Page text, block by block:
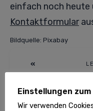
einfach noch heute
Kontaktformular
Bildquelle: Pixabay
Einstellungen
Wir verwenden